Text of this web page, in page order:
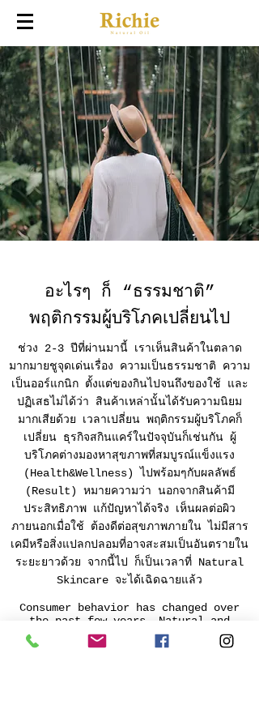
อะไรๆ ก็ “ธรรมชาติ”
พฤติกรรมผู้บริโภคเปลี่ยนไป
ช่วง 2-3 ปีที่ผ่านมานี้ เราเห็นสินค้าในตลาด
มากมายชูจุดเด่นเรื่อง ความเป็นธรรมชาติ ความ
เป็นออร์แกนิก ตั้งแต่ของกินไปจนถึงของใช้ และ
ปฏิเสธไม่ได้ว่า สินค้าเหล่านั้นได้รับความนิยม
มากเสียด้วย เวลาเปลี่ยน พฤติกรรมผู้บริโภคก็
เปลี่ยน ธุรกิจสกินแคร์ในปัจจุบันก็เช่นกัน ผู้
บริโภคต่างมองหาสุขภาพที่สมบูรณ์แข็งแรง
(Health&Wellness) ไปพร้อมๆกับผลลัพธ์
(Result) หมายความว่า นอกจากสินค้ามี
ประสิทธิภาพ แก้ปัญหาได้จริง เห็นผลต่อผิว
ภายนอกเมื่อใช้ ต้องดีต่อสุขภาพภายใน ไม่มีสาร
เคมีหรือสิ่งแปลกปลอมที่อาจสะสมเป็นอันตรายใน
ระยะยาวด้วย จากนี้ไป ก็เป็นเวลาที่ Natural
Skincare จะได้เฉิดฉายแล้ว
Consumer behavior has changed over
the past few years. Natural and
organic ingredients are the new
distinctive points in every product,